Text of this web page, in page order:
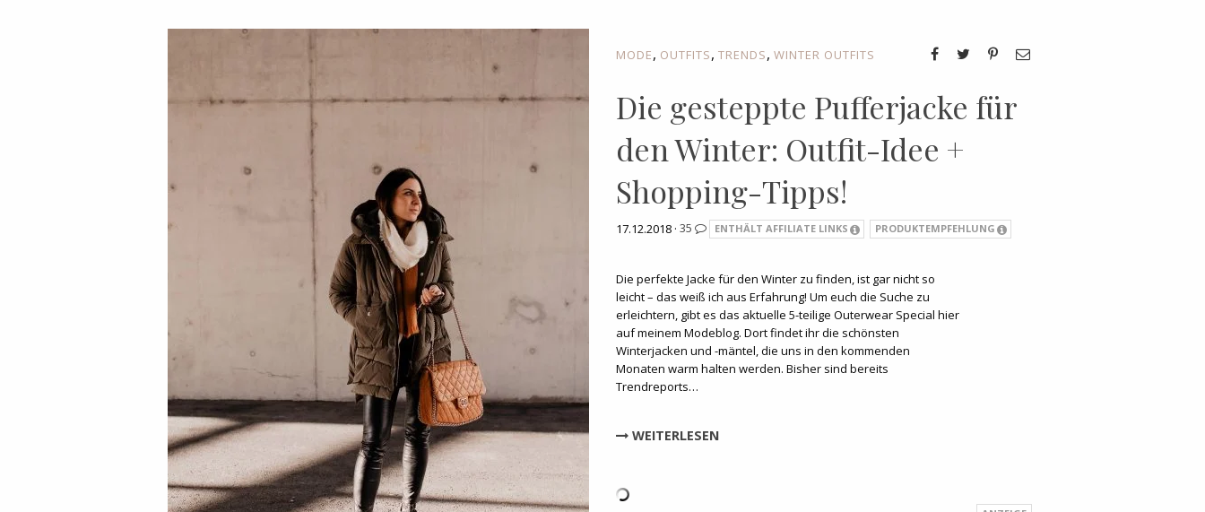
MODE, OUTFITS, TRENDS, WINTER OUTFITS
Die gesteppte Pufferjacke für
den Winter: Outfit-Idee +
Shopping-Tipps!
17.12.2018 · 35 ENTHÄLT AFFILIATE LINKS PRODUKTEMPFEHLUNG
Die perfekte Jacke für den Winter zu finden, ist gar nicht so
leicht – das weiß ich aus Erfahrung! Um euch die Suche zu
erleichtern, gibt es das aktuelle 5-teilige Outerwear Special hier
auf meinem Modeblog. Dort findet ihr die schönsten
Winterjacken und -mäntel, die uns in den kommenden
Monaten warm halten werden. Bisher sind bereits
Trendreports…
WEITERLESEN